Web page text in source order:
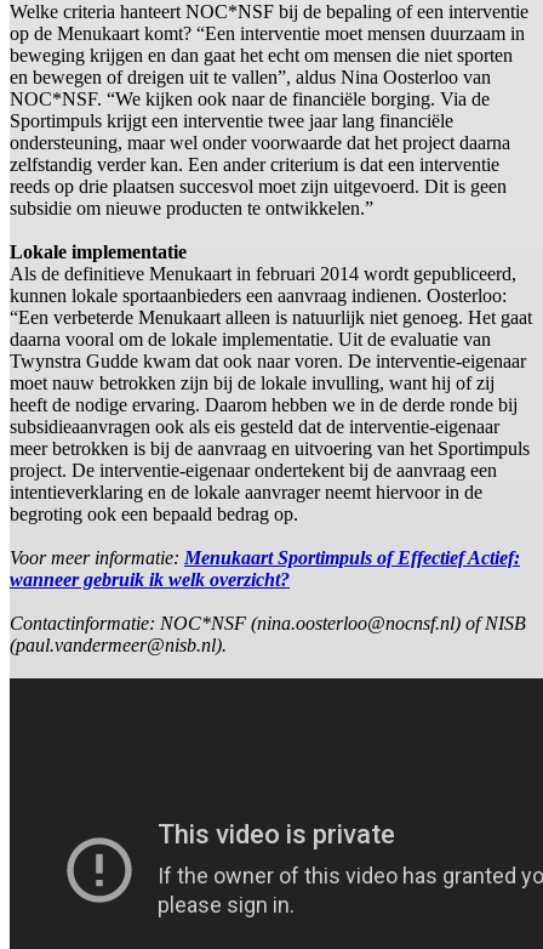
Welke criteria hanteert NOC*NSF bij de bepaling of een interventie
op de Menukaart komt? “Een interventie moet mensen duurzaam in
beweging krijgen en dan gaat het echt om mensen die niet sporten
en bewegen of dreigen uit te vallen”, aldus Nina Oosterloo van
NOC*NSF. “We kijken ook naar de financiële borging. Via de
Sportimpuls krijgt een interventie twee jaar lang financiële
ondersteuning, maar wel onder voorwaarde dat het project daarna
zelfstandig verder kan. Een ander criterium is dat een interventie
reeds op drie plaatsen succesvol moet zijn uitgevoerd. Dit is geen
subsidie om nieuwe producten te ontwikkelen.”
Lokale implementatie
Als de definitieve Menukaart in februari 2014 wordt gepubliceerd,
kunnen lokale sportaanbieders een aanvraag indienen. Oosterloo:
“Een verbeterde Menukaart alleen is natuurlijk niet genoeg. Het gaat
daarna vooral om de lokale implementatie. Uit de evaluatie van
Twynstra Gudde kwam dat ook naar voren. De interventie-eigenaar
moet nauw betrokken zijn bij de lokale invulling, want hij of zij
heeft de nodige ervaring. Daarom hebben we in de derde ronde bij
subsidieaanvragen ook als eis gesteld dat de interventie-eigenaar
meer betrokken is bij de aanvraag en uitvoering van het Sportimpuls
project. De interventie-eigenaar ondertekent bij de aanvraag een
intentieverklaring en de lokale aanvrager neemt hiervoor in de
begroting ook een bepaald bedrag op.
Voor meer informatie: Menukaart Sportimpuls of Effectief Actief:
wanneer gebruik ik welk overzicht?
Contactinformatie: NOC*NSF (nina.oosterloo@nocnsf.nl) of NISB
(paul.vandermeer@nisb.nl).